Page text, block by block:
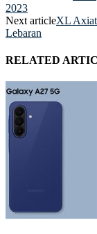
2023
Next articleXL
Lebaran
RELATED